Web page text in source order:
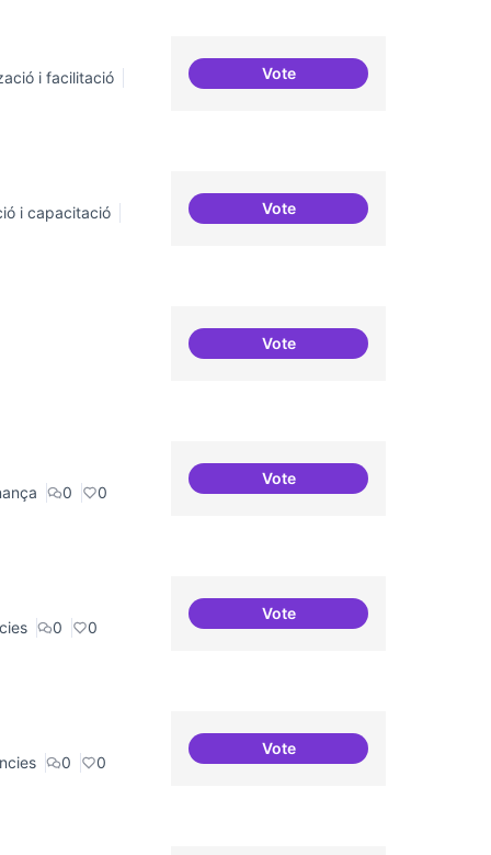
i facilitació
VoteSuport a projectes digitals i
i capacitació
VoteServei estable de migració al
VoteSensibilització FLOSS
0 0
VoteRevisió interna del Model
0 0
VoteResidències i governança
0 0
VoteResidències d'èxit